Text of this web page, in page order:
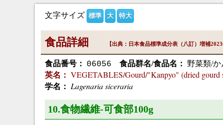
文字サイズ 標準 大 特大
食品詳細 【出典：日本食品標準成分表（八訂）増補
食品番号： 06056 食品群名/食品名：
野菜類/
英名： VEGETABLES/Gourd/"Kanpyo" (dried gourd
学名： Lagenaria siceraria
10.食物繊維-可食部100g